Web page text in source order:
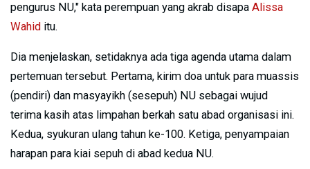
pengurus NU," kata perempuan yang akrab disapa Alissa
Wahid itu.
Dia menjelaskan, setidaknya ada tiga agenda utama dalam
pertemuan tersebut. Pertama, kirim doa untuk para muassis
(pendiri) dan masyayikh (sesepuh) NU sebagai wujud
terima kasih atas limpahan berkah satu abad organisasi ini.
Kedua, syukuran ulang tahun ke-100. Ketiga, penyampaian
harapan para kiai sepuh di abad kedua NU.